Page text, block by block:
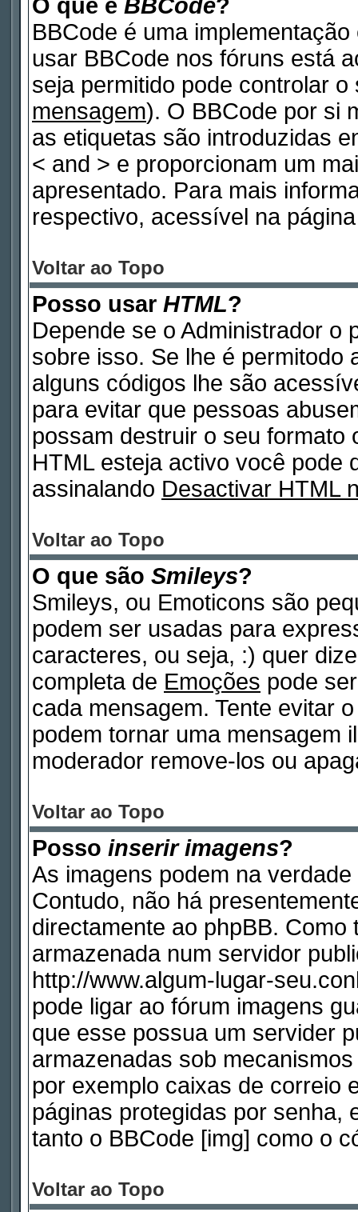
O que é BBCode?
BBCode é uma
usar BBCode nos fóruns está
seja permitido pode controlar
mensagem). O BBCode por si
as etiquetas são introduzidas
< and > e proporcionam um
apresentado. Para mais
respectivo, acessível na
Voltar ao Topo
Posso usar HTML?
Depende se o Administrador o
sobre isso. Se lhe é permitodo
alguns códigos lhe são
para evitar que pessoas
possam destruir o seu formato
HTML esteja activo você pode
assinalando Desactivar HTML
Voltar ao Topo
O que são Smileys?
Smileys, ou Emoticons são
podem ser usadas para
caracteres, ou seja, :) quer
completa de Emoções pode
cada mensagem. Tente evitar
podem tornar uma mensagem
moderador remove-los ou
Voltar ao Topo
Posso inserir imagens?
As imagens podem na
Contudo, não há
directamente ao phpBB.
armazenada num servidor
http://www.algum-lugar-
pode ligar ao fórum imagens
que esse possua um servider
armazenadas sob
por exemplo caixas de correio
páginas protegidas por senha,
tanto o BBCode [img] como o
Voltar ao Topo